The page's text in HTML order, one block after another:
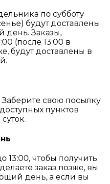
по субботу
будут доставлены
день. Заказы,
(после 13:00 в
будут доставлены в
свою посылку
пунктов
13:00, чтобы получить
заказ позже, вы
день, а если вы